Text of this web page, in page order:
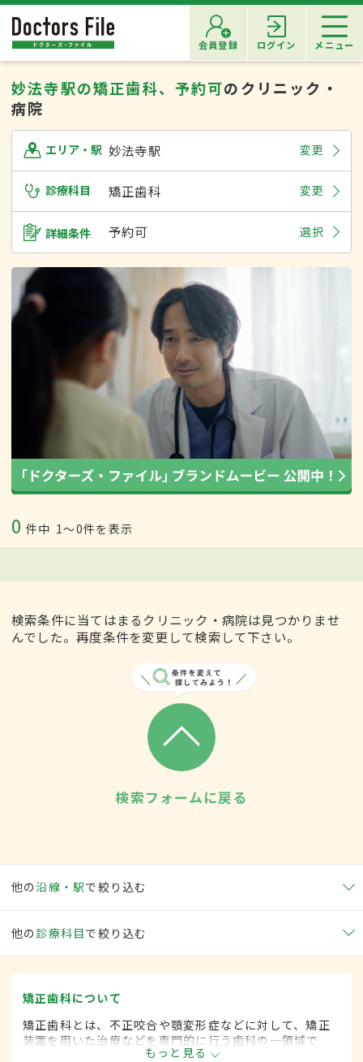
会員登録 ログイン メニュー
妙法寺駅の矯正歯科、予約可のクリニック・
病院
エリア・駅 妙法寺駅 変更
診療科目 矯正歯科 変更
詳細条件 予約可 選択
0 件中 1〜0件を表示
検索条件に当てはまるクリニック・病院は見つかりませ
んでした。再度条件を変更して検索して下さい。
検索フォームに戻る
他の沿線・駅で絞り込む
他の 診療科目で絞り込む
矯正歯科について
矯正歯科とは、不正咬合や顎変形症などに対して、矯正
装置を用いた治療などを専門的に行う歯科の一領域で
もっと見る